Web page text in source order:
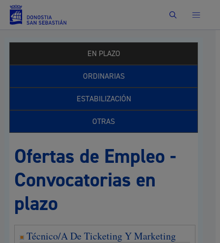
Buscar
EN PLAZO
ORDINARIAS
ESTABILIZACIÓN
OTRAS
Ofertas de Empleo -
Convocatorias en
plazo
Técnico/A De Ticketing Y Marketing